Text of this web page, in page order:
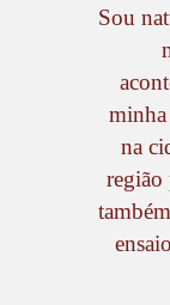
Sou
na
região